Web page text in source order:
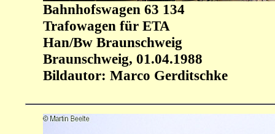
Bahnhofswagen 63 134
Trafowagen für ETA
Han/Bw Braunschweig
Braunschweig, 01.04.1988
Bildautor: Marco Gerditschke